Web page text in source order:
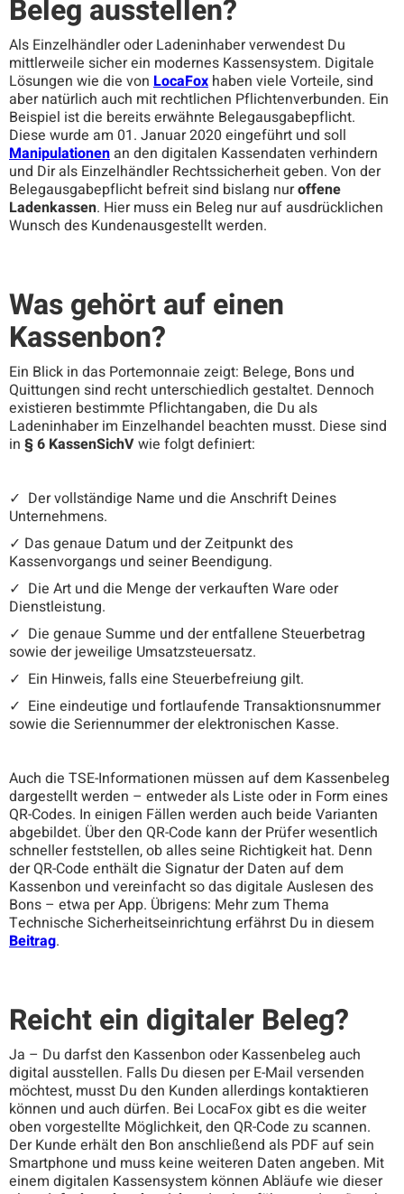
Beleg ausstellen?
Als Einzelhändler oder Ladeninhaber verwendest Du
mittlerweile sicher ein modernes Kassensystem. Digitale
Lösungen wie die von LocaFox haben viele Vorteile, sind
aber natürlich auch mit rechtlichen Pflichtenverbunden. Ein
Beispiel ist die bereits erwähnte Belegausgabepflicht.
Diese wurde am 01. Januar 2020 eingeführt und soll
Manipulationen an den digitalen Kassendaten verhindern
und Dir als Einzelhändler Rechtssicherheit geben. Von der
Belegausgabepflicht befreit sind bislang nuroffene
Ladenkassen. Hier muss ein Beleg nur auf ausdrücklichen
Wunsch des Kundenausgestellt werden.
Was gehört auf einen
Kassenbon?
Ein Blick in das Portemonnaie zeigt: Belege, Bons und
Quittungen sind recht unterschiedlich gestaltet. Dennoch
existieren bestimmte Pflichtangaben, die Du als
Ladeninhaber im Einzelhandel beachten musst. Diese sind
in § 6 KassenSichVwie folgt definiert:
✓ Der vollständige Name und die Anschrift Deines
Unternehmens.
✓ Das genaue Datum und der Zeitpunkt des
Kassenvorgangs und seiner Beendigung.
✓ Die Art und die Menge der verkauften Ware oder
Dienstleistung.
✓ Die genaue Summe und der entfallene Steuerbetrag
sowie der jeweilige Umsatzsteuersatz.
✓ Ein Hinweis, falls eine Steuerbefreiung gilt.
✓ Eine eindeutige und fortlaufende Transaktionsnummer
sowie die Seriennummer der elektronischen Kasse.
Auch die TSE-Informationen müssen auf dem Kassenbeleg
dargestellt werden – entweder als Liste oder in Form eines
QR-Codes. In einigen Fällen werden auch beide Varianten
abgebildet. Über den QR-Code kann der Prüfer wesentlich
schneller feststellen, ob alles seine Richtigkeit hat. Denn
der QR-Code enthält die Signatur der Daten auf dem
Kassenbon und vereinfacht so das digitale Auslesen des
Bons – etwa per App. Übrigens: Mehr zum Thema
Technische Sicherheitseinrichtung erfährst Du in diesem
Beitrag.
Reicht ein digitaler Beleg?
Ja – Du darfst den Kassenbon oder Kassenbeleg auch
digital ausstellen. Falls Du diesen per E-Mail versenden
möchtest, musst Du den Kunden allerdings kontaktieren
können und auch dürfen. Bei LocaFox gibt es die weiter
oben vorgestellte Möglichkeit, den QR-Code zu scannen.
Der Kunde erhält den Bon anschließend als PDF auf sein
Smartphone und muss keine weiteren Daten angeben. Mit
einem digitalen Kassensystem können Abläufe wie dieser